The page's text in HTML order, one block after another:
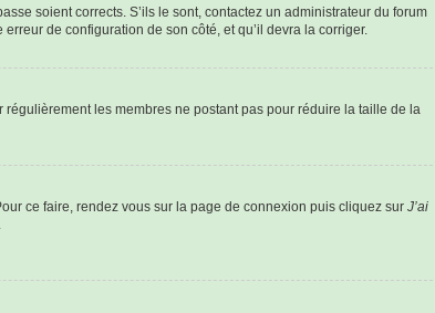
soient corrects. S’ils le sont, contactez un administrateur du forum
de configuration de son côté, et qu’il devra la corriger.
régulièrement les membres ne postant pas pour réduire la taille de la
ce faire, rendez vous sur la page de connexion puis cliquez sur J’ai